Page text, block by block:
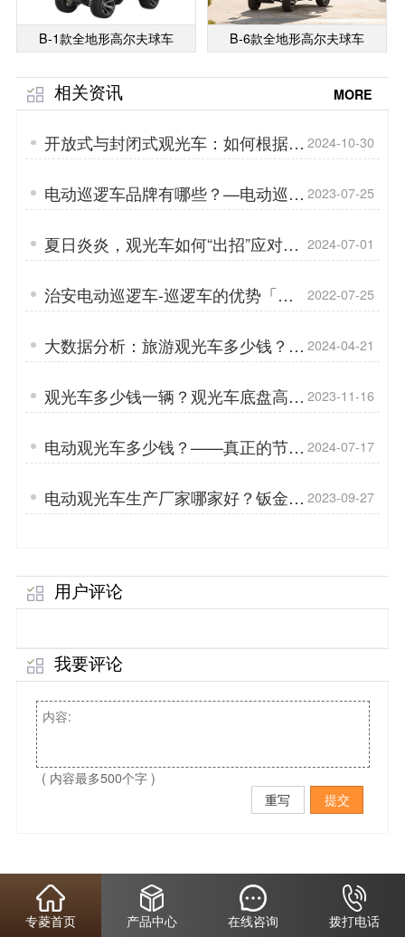
B-1款全地形高尔夫球车 B-6款全地形高尔夫球车
相关资讯 MORE
开放式与封闭式观光车：如何根据自
身情况做出正确选择「专菱」
2024-10-30
电动巡逻车品牌有哪些？—电动巡逻
车助力打造和谐社会「专菱」
2023-07-25
夏日炎炎，观光车如何“出招”应对高
温挑战「专菱」
2024-07-01
治安电动巡逻车-巡逻车的优势「专
菱」
2022-07-25
大数据分析：旅游观光车多少钱？
「专菱」
2024-04-21
观光车多少钱一辆？观光车底盘高低
的区别在哪？「专菱」
2023-11-16
电动观光车多少钱？——真正的节
省，不在于买得多便宜，而在于买得
恰到好处「专菱」
2024-07-17
电动观光车生产厂家哪家好？钣金对
比玻璃钢的区别「专菱」
2023-09-27
用户评论
我要评论
( 内容最多500个字 )
重写
提交
专菱首页 产品中心 在线咨询 拨打电话